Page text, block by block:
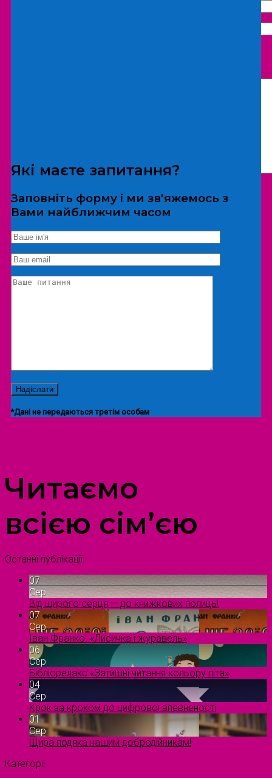
*Дані не передаються третім особам
Екскурсія/локація
Які маєте запитання?
Заповніть форму і ми зв'яжемось з
Вами найближчим часом
*Дані не передаються третім особам
Читаємо
всією сім’єю
Останні публікації
07
Сер
Від щирого серця — до книжкових полиць!
07
Сер
Іван Франко. «Лисичка і журавель»
06
Сер
Бібліорелакс «Затишні читання кольору літа»
04
Сер
Крок за кроком до цифрової впевненості
01
Сер
Щира подяка нашим добродійникам!
Категорії